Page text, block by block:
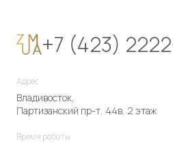
+7 (423)
Адрес
Владивосток,
Партизанский пр-т, 44в, 2 этаж
Время работы